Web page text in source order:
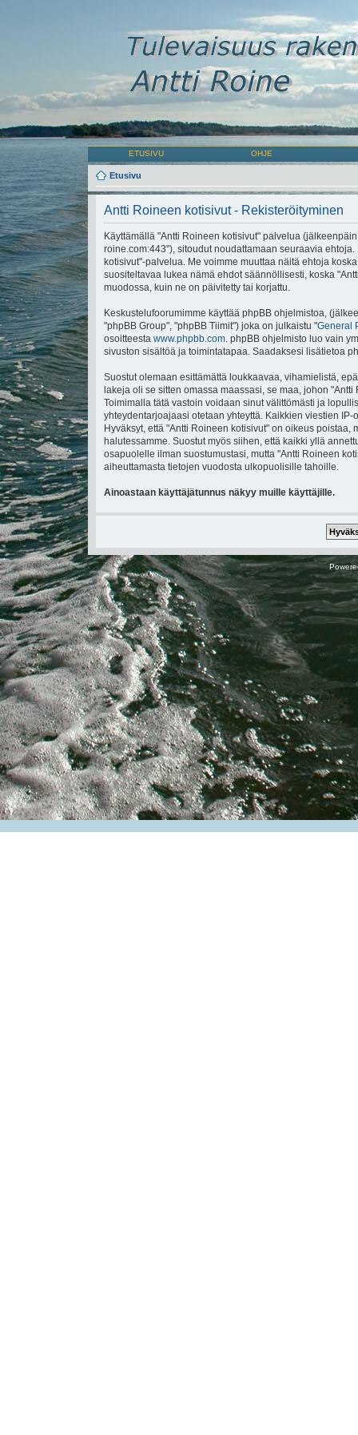
ETUSIVU OHJE
Etusivu
Antti Roineen kotisivut - Rekisteröityminen
Käyttämällä "Antti Roineen kotisivut" palvelua
roine.com:443"), sitoudut noudattamaan seuraavia
kotisivut"-palvelua. Me voimme muuttaa näitä ehtoja
suositeltavaa lukea nämä ehdot säännöllisesti, koska
muodossa, kuin ne on päivitetty tai korjattu.
Keskustelufoorumimme käyttää phpBB ohjelmistoa,
"phpBB Group", "phpBB Tiimit") joka on julkaistu "General
osoitteesta www.phpbb.com. phpBB ohjelmisto luo vain
sivuston sisältöä ja toimintatapaa. Saadaksesi lisätietoa
Suostut olemaan esittämättä loukkaavaa, vihamielistä,
lakeja oli se sitten omassa maassasi, se maa, johon
Toimimalla tätä vastoin voidaan sinut välittömästi ja
yhteydentarjoajaasi otetaan yhteyttä. Kaikkien viestien
Hyväksyt, että "Antti Roineen kotisivut" on oikeus
halutessamme. Suostut myös siihen, että kaikki yllä
osapuolelle ilman suostumustasi, mutta "Antti Roineen
aiheuttamasta tietojen vuodosta ulkopuolisille tahoille.
Ainoastaan käyttäjätunnus näkyy muille käyttäjille.